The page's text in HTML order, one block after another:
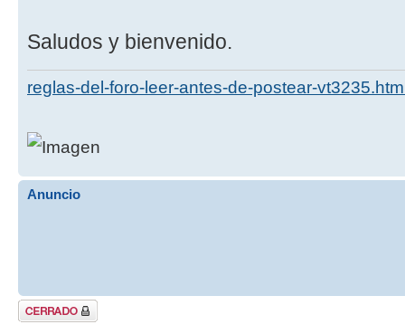
Saludos y bienvenido.
reglas-del-foro-leer-antes-de-postear-
Anuncio
Tema cerrado